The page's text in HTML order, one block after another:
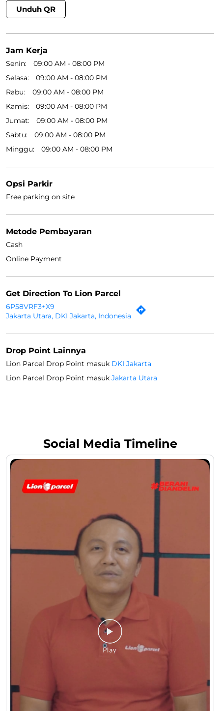
Unduh QR
Jam Kerja
Senin
09:00 AM - 08:00 PM
Selasa
09:00 AM - 08:00 PM
Rabu
09:00 AM - 08:00 PM
Kamis
09:00 AM - 08:00 PM
Jumat
09:00 AM - 08:00 PM
Sabtu
09:00 AM - 08:00 PM
Minggu
09:00 AM - 08:00 PM
Opsi Parkir
Free parking on site
Metode Pembayaran
Cash
Online Payment
Get Direction To Lion Parcel
6P58VRF3+X9
Jakarta Utara, DKI Jakarta, Indonesia
Drop Point Lainnya
Lion Parcel Drop Point masuk DKI Jakarta
Lion Parcel Drop Point masuk Jakarta Utara
Social Media Timeline